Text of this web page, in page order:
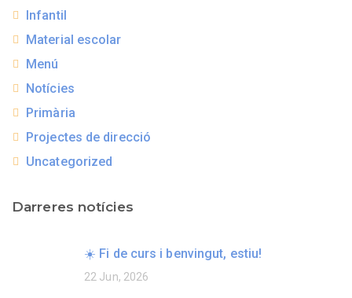
Infantil
Material escolar
Menú
Notícies
Primària
Projectes de direcció
Uncategorized
Darreres notícies
☀️ Fi de curs i benvingut, estiu!
22 Jun, 2026